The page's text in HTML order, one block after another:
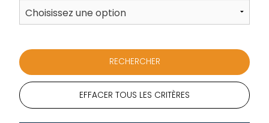
EFFACER TOUS LES CRITÈRES